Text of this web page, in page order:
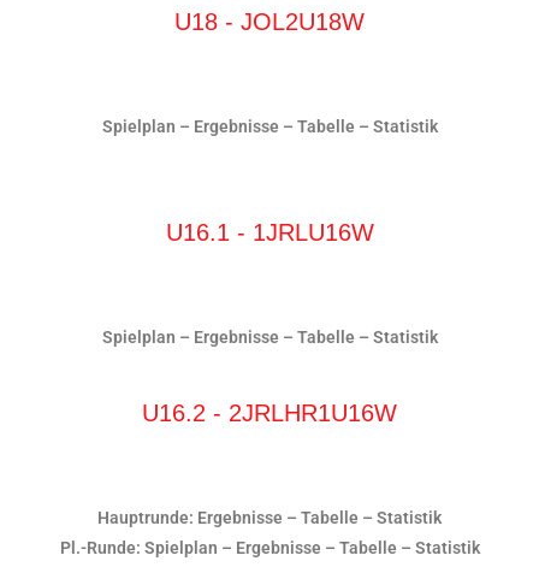
U18 - JOL2U18W
Spielplan – Ergebnisse – Tabelle – Statistik
U16.1 - 1JRLU16W
Spielplan – Ergebnisse – Tabelle – Statistik
U16.2 - 2JRLHR1U16W
Hauptrunde: Ergebnisse – Tabelle – Statistik
Pl.-Runde: Spielplan – Ergebnisse – Tabelle – Statistik